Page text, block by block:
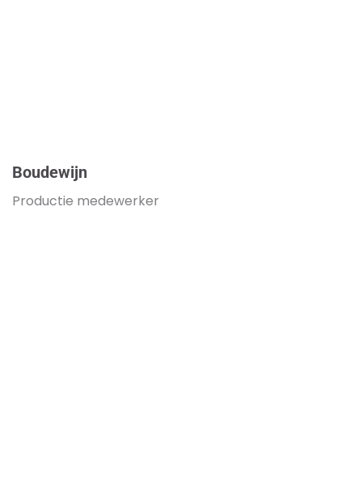
Boudewijn
Productie medewerker